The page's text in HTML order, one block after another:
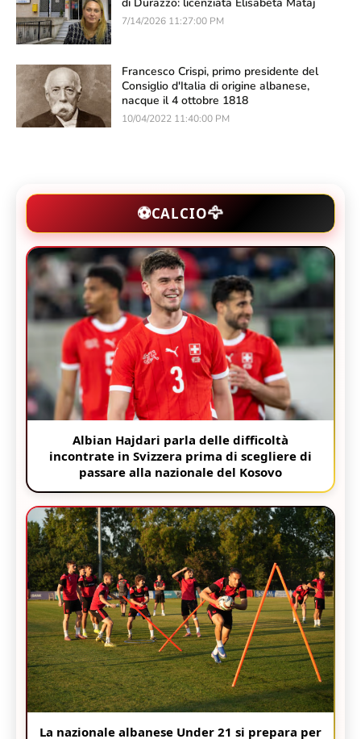
di Durazzo: licenziata Elisabeta Mataj
7/14/2026 11:27:00 PM
Francesco Crispi, primo presidente del
Consiglio d'Italia di origine albanese,
nacque il 4 ottobre 1818
10/04/2022 11:40:00 PM
⚽CALCIO🦅
Albian Hajdari parla delle difficoltà
incontrate in Svizzera prima di scegliere di
passare alla nazionale del Kosovo
La nazionale albanese Under 21 si prepara per